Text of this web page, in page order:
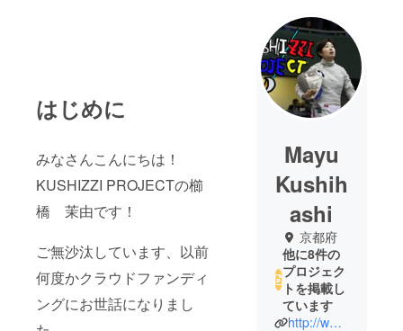
はじめに
みなさんこんにちは！
KUSHIZZI PROJECTの櫛
橋 茉由です！
ご無沙汰しています、以前
何度かクラウドファンディ
ングにお世話になりまし
Mayu
Kushih
ashi
京都府
他に8件の
プロジェク
トを掲載し
ています
http://www.kushizziproject.work